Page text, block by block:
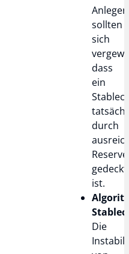
Anleger
sollten
sich
dass
ein
durch
gedeckt
ist.
Die